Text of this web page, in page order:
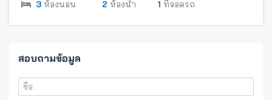
3 ห้องนอน 2 ห้องน้ำ 1 ที่จอดรถ
สอบถามข้อมูล